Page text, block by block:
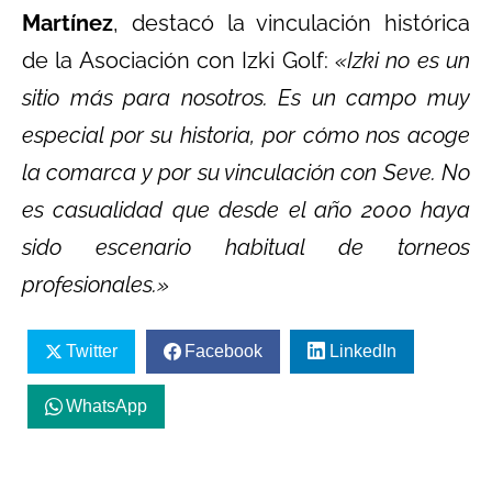
Martínez, destacó la vinculación histórica
de la Asociación con Izki Golf: «Izki no es un
sitio más para nosotros. Es un campo muy
especial por su historia, por cómo nos acoge
la comarca y por su vinculación con Seve. No
es casualidad que desde el año 2000 haya
sido escenario habitual de torneos
profesionales.»
Twitter Facebook LinkedIn
WhatsApp